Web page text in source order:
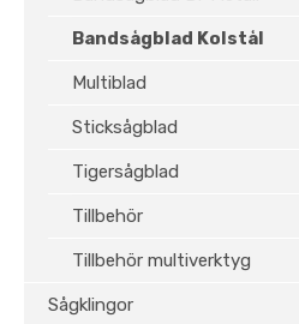
Bandsågblad Kolstål
Multiblad
Sticksågblad
Tigersågblad
Tillbehör
Tillbehör multiverktyg
Sågklingor